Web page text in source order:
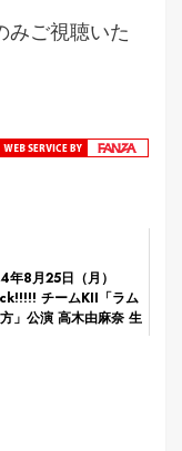
みご視聴いた
年8月25日（月）
チームKII「ラム
」公演 高木由麻奈 生